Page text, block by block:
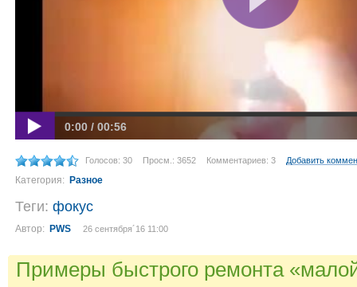
0:00 / 00:56
Голосов: 30 Просм.: 3652 Комментариев: 3 Добавить
Категория: Разное
Теги: фокус
Автор: PWS 26 сентября´16 11:00
Примеры быстрого ремонта